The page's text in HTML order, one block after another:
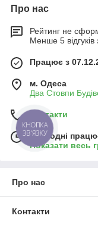
Про нас
Рейтинг не
Менше 5 відгуків
Працює з
м. Одеса
Два Стовпи
Контакти
Сьогодні
Показати весь
Про нас
Контакти
КНОПКА
ЗВ'ЯЗКУ